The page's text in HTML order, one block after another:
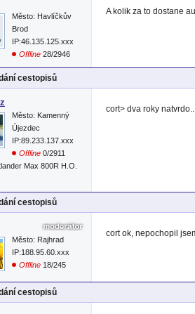
Město: Havlíčkův
Brod
IP:46.135.125.xxx
Offline 28/2946
A kolik za to dostane
cestopisů
Město: Kamenný
Újezdec
IP:89.233.137.xxx
Offline 0/2911
Max 800R H.O.
cort> dva roky natvrdo...
cestopisů
Město: Rajhrad
IP:188.95.60.xxx
Offline 18/245
cort ok, nepochopil
cestopisů